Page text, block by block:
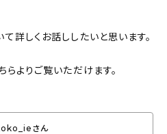
詳しくお話ししたいと思います。
よりご覧いただけます。
さん